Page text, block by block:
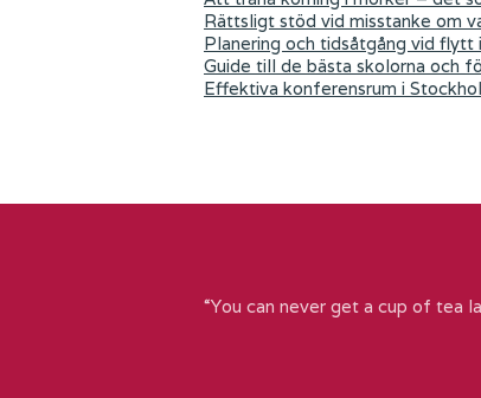
Rättsligt stöd vid misstanke om
Planering och tidsåtgång vid flytt
Guide till de bästa skolorna och
Effektiva konferensrum i
“You can never get a cup of tea